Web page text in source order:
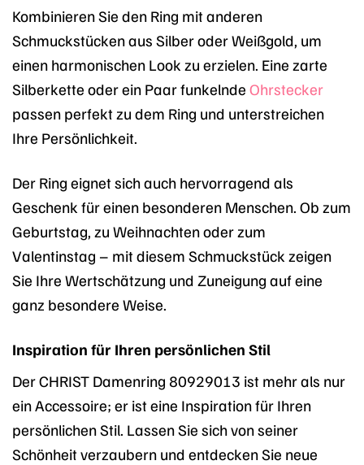
Kombinieren Sie den Ring mit anderen
Schmuckstücken aus Silber oder Weißgold, um
einen harmonischen Look zu erzielen. Eine zarte
Silberkette oder ein Paar funkelnde Ohrstecker
passen perfekt zu dem Ring und unterstreichen
Ihre Persönlichkeit.
Der Ring eignet sich auch hervorragend als
Geschenk für einen besonderen Menschen. Ob zum
Geburtstag, zu Weihnachten oder zum
Valentinstag – mit diesem Schmuckstück zeigen
Sie Ihre Wertschätzung und Zuneigung auf eine
ganz besondere Weise.
Inspiration für Ihren persönlichen Stil
Der CHRIST Damenring 80929013 ist mehr als nur
ein Accessoire; er ist eine Inspiration für Ihren
persönlichen Stil. Lassen Sie sich von seiner
Schönheit verzaubern und entdecken Sie neue